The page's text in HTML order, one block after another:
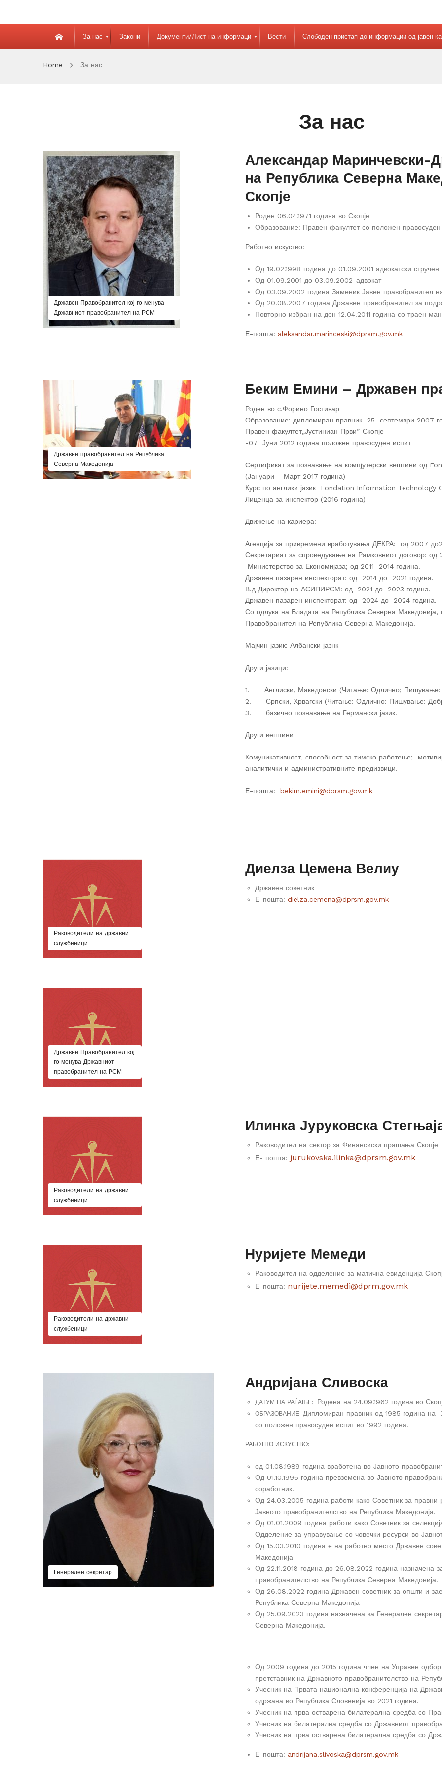
За нас Закони Документи/Лист на информаци Вести Слободен пристап до информации од јавен
Home За нас
За нас
Државен Правобранител кој го менува
Државниот правобранител на РСМ
Александар Маринчевски-
на Република Северна
Скопје
Роден 06.04.1971 година во Скопје
Образование: Правен факултет со положен правосуден
Работно искуство:
Од 19.02.1998 година до 01.09.2001 адвокатски стручен
Од 01.09.2001 до 03.09.2002-адвокат
Од 03.09.2002 година Заменик Јавен правобранител
Од 20.08.2007 година Државен правобранител за
Повторно избран на ден 12.04.2011 година со траен
Е-пошта: aleksandar.marinceski@dprsm.gov.mk
Државен правобранител на Република
Северна Македонија
Беким Емини – Државен
Роден во с.Форино Гостивар
Образование: дипломиран правник 25 септември 2007
Правен факултет„Јустиниан Први”-Скопје
-07 Јуни 2012 година положен правосуден испит
Сертификат за познавање на компјутерски вештини од
(Јануари – Март 2017 година)
Курс по англики јазик Fondation Information Technology
Лиценца за инспектор (2016 година)
Движење на кариера:
Агенција за привремени вработувања ДЕКРА: од 2007
Секретариат за спроведување на Рамковниот договор: од
Министерство за Економијаза; од 2011 2014 година.
Државен пазарен инспекторат: од 2014 до 2021 година.
В.д Директор на АСИПИРСМ: од 2021 до 2023 година.
Државен пазарен инспекторат: од 2024 до 2024 година.
Со одлука на Владата на Република Северна
Правобранител на Република Северна Македонија.
Мајчин јазик: Албански јазнк
Други јазици:
1. Англиски, Македонски (Читање: Одлично; Пишување:
2. Српски, Хрвагски (Читање: Одлично: Пишување:
3. базично познавање на Германски јазик.
Други вештини
Комуникативност, способност за тимско работење;
аналитички и административните предизвици.
Е-пошта: bekim.emini@dprsm.gov.mk
Раководители на државни
службеници
Диелза Цемена Велиу
Државен советник
Е-пошта: dielza.cemena@dprsm.gov.mk
Државен Правобранител кој
го менува Државниот
правобранител на РСМ
Раководители на државни
службеници
Илинка Јуруковска
Раководител на сектор за Финансиски прашања Скопје
Е- пошта: jurukovska.ilinka@dprsm.gov.mk
Раководители на државни
службеници
Нуријете Мемеди
Раководител на одделение за матична евиденција
Е-пошта: nurijete.memedi@dprm.gov.mk
Генерален секретар
Андријана Сливоска
ДАТУМ НА РАЃАЊЕ: Родена на 24.09.1962 година во
ОБРАЗОВАНИЕ: Дипломиран правник од 1985 година на
со положен правосуден испит во 1992 година.
РАБОТНО ИСКУСТВО:
од 01.08.1989 година вработена во Јавното
Од 01.10.1996 година превземена во Јавното
соработник.
Од 24.03.2005 година работи како Советник за правни
Јавното правобранителство на Република Македонија.
Од 01.01.2009 година работи како Советник за
Одделение за управување со човечки ресурси во
Од 15.03.2010 година е на работно место Државен
Македонија
Од 22.11.2018 година до 26.08.2022 година назначена
правобранителство на Република Северна Македонија.
Од 26.08.2022 година Државен советник за општи и
Република Северна Македонија
Од 25.09.2023 година назначена за Генерален
Северна Македонија.
Од 2009 година до 2015 година член на Управен
претставник на Државното правобранителство на
Учесник на Првата национална конференција на
одржана во Република Словенија во 2021 година.
Учесник на прва остварена билатерална средба со
Учесник на билатерална средба со Државниот
Учесник на прва остварена билатерална средба со
Е-пошта: andrijana.slivoska@dprsm.gov.mk